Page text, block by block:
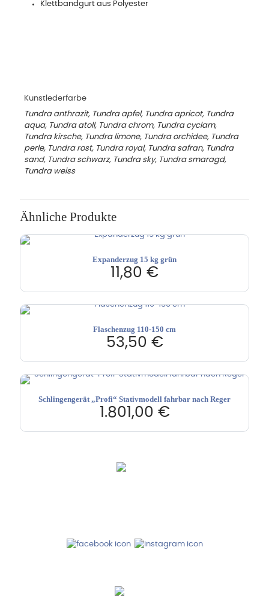
Klettbandgurt aus Polyester
Kunstlederfarbe
Tundra anthrazit, Tundra apfel, Tundra apricot, Tundra
aqua, Tundra atoll, Tundra chrom, Tundra cyclam,
Tundra kirsche, Tundra limone, Tundra orchidee, Tundra
perle, Tundra rost, Tundra royal, Tundra safran, Tundra
sand, Tundra schwarz, Tundra sky, Tundra smaragd,
Tundra weiss
Ähnliche Produkte
Expanderzug 15 kg grün
11,80 €
Flaschenzug 110-150 cm
53,50 €
Schlingengerät „Profi“ Stativmodell fahrbar nach Reger
1.801,00 €